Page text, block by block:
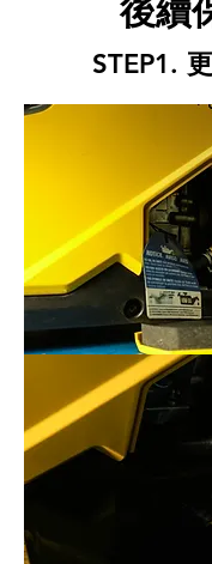
後續
STEP1.